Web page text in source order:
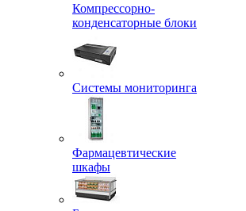
Компрессорно-
конденсаторные блоки
Системы мониторинга
Фармацевтические
шкафы